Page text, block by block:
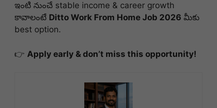
ఇంటి నుంచే stable income & career growth
కావాలంటే Ditto Work From Home Job 2026 మీకు
best option.
👉 Apply early & don’t miss this opportunity!